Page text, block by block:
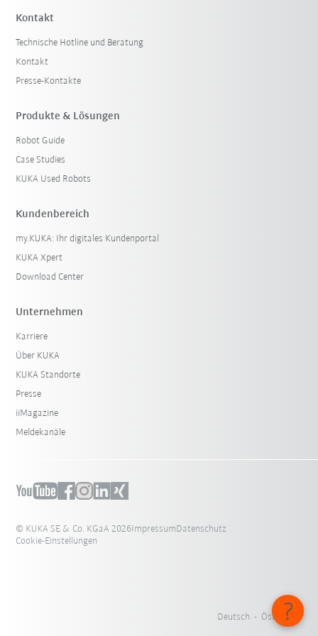
Kontakt
Technische Hotline und Beratung
Kontakt
Presse-Kontakte
Produkte & Lösungen
Robot Guide
Case Studies
KUKA Used Robots
Kundenbereich
my.KUKA: Ihr digitales Kundenportal
KUKA Xpert
Download Center
Unternehmen
Karriere
Über KUKA
KUKA Standorte
Presse
iiMagazine
Meldekanäle
© KUKA SE & Co. KGaA 2026ImpressumDatenschutz
Cookie-Einstellungen
Deutsch - Österreich